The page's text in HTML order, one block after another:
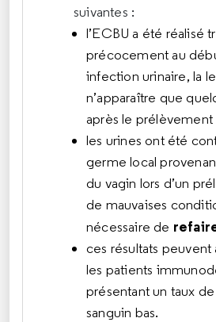
suivantes :
l’ECBU a été réalisé
précocement au
infection urinaire, la
n’apparaître que
après le prélèvement
les urines ont été
germe local
du vagin lors d’un
de mauvaises
nécessaire de
ces résultats peuvent
les patients
présentant un taux
sanguin bas.